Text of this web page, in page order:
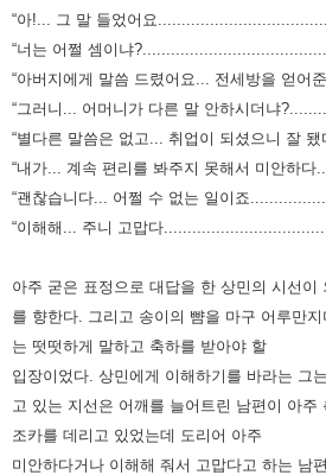
“아!... 그 말 들었어요
“너는 어쩔 셈이냐
“아버지에게 말씀 드렸어요... 전세방을 얻어
“그러니... 어머니가 다른 말 안하시더냐
“별다른 말씀은 없고... 취업이 되셨으니 잘
“내가... 계속 편리를 봐주지 못해서 미안하다
“괜찮습니다... 어쩔 수 없는 일이죠
“이해해... 주니 고맙다
아주 굳은 표정으로 대답을 한 상민의 시선이
를 향한다. 그리고 송이의 뺨을 마구 어루만지
는 떳떳하게 말하고 축하를 받아야 할
입장이었다. 상민에게 이해하기를 바라는 그
고 있는 지선은 어깨를 늘어트린 남편이 아주
조카를 데리고 있었는데 도리어 아주
미안하다거나 이해해 줘서 고맙다고 하는 남